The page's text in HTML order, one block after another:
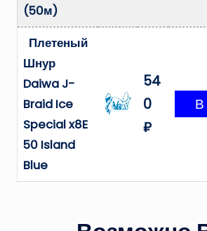
(50м)
Плетеный
Шнур
Daiwa J-
Braid Ice
Special x8E
50 Island
Blue
54
0
₽